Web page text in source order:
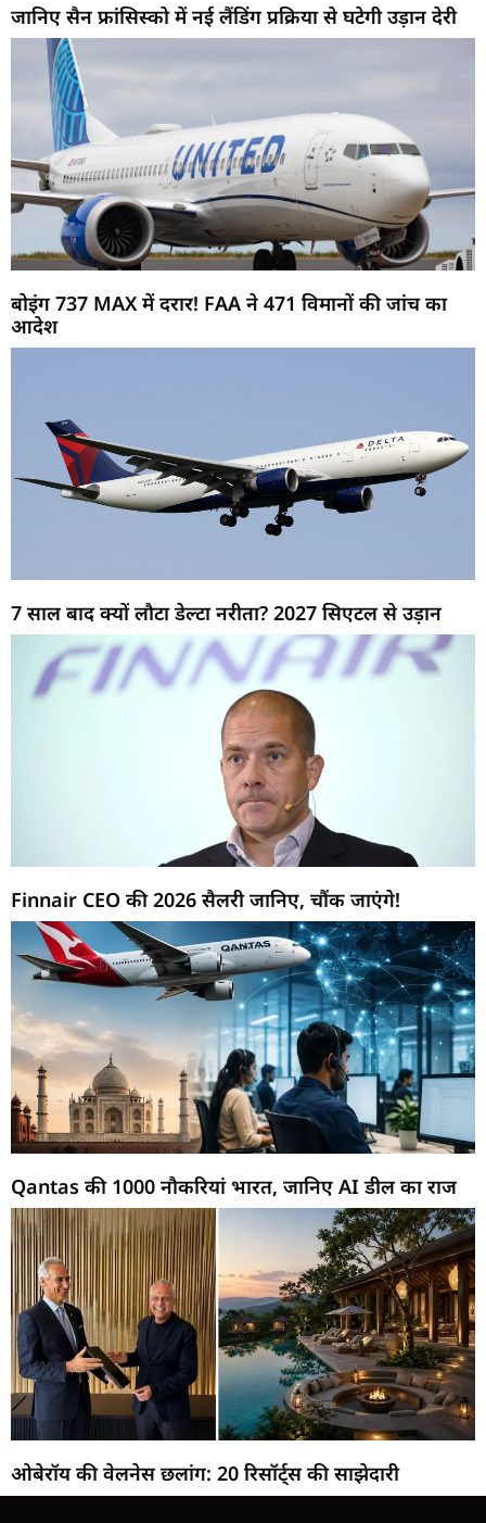
जानिए सैन फ्रांसिस्को में नई लैंडिंग प्रक्रिया से घटेगी उड़ान देरी
बोइंग 737 MAX में दरार! FAA ने 471 विमानों की जांच का
आदेश
7 साल बाद क्यों लौटा डेल्टा नरीता? 2027 सिएटल से उड़ान
Finnair CEO की 2026 सैलरी जानिए, चौंक जाएंगे!
Qantas की 1000 नौकरियां भारत, जानिए AI डील का राज
ओबेरॉय की वेलनेस छलांग: 20 रिसॉर्ट्स की साझेदारी